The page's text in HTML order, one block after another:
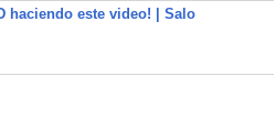
haciendo este video! | Salo